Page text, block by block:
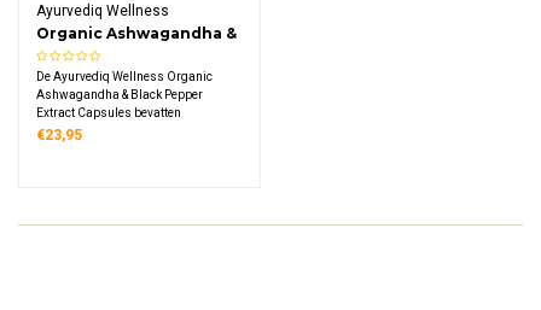
Ayurvediq Wellness
Organic Ashwagandha &
Black Pepper Extract
Capsules
De Ayurvediq Wellness Organic
Ashwagandha & Black Pepper
Extract Capsules bevatten
biologische ashwagandha en zwarte
€23,95